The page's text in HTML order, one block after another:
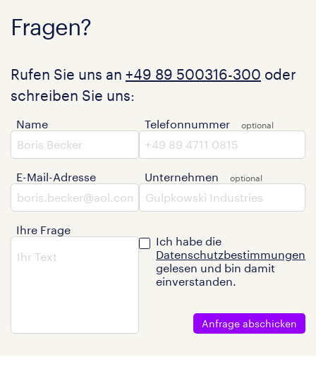
Fragen?
Rufen Sie uns an +49 89 500316-300 oder
schreiben Sie uns:
Name
E-Mail-Adresse
Ihre Frage
Telefonnummer
Unternehmen
Ich habe die
Datenschutzbestimmungen
gelesen und bin damit
einverstanden.
Anfrage abschicken